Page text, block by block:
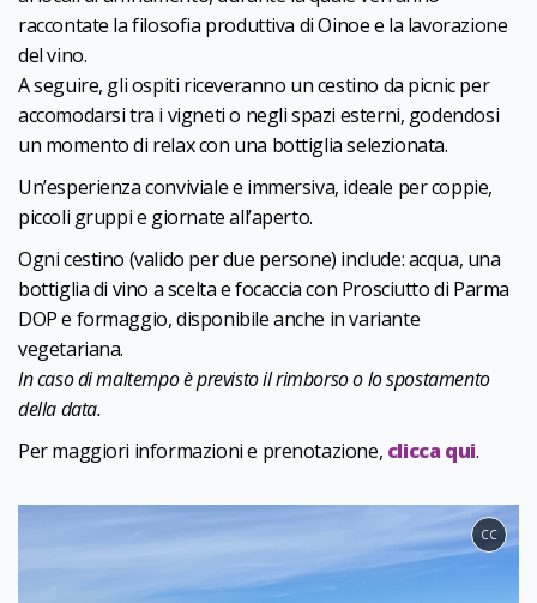
raccontate la filosofia produttiva di Oinoe e la lavorazione
del vino.
A seguire, gli ospiti riceveranno un cestino da picnic per
accomodarsi tra i vigneti o negli spazi esterni, godendosi
un momento di relax con una bottiglia selezionata.
Un’esperienza conviviale e immersiva, ideale per coppie,
piccoli gruppi e giornate all’aperto.
Ogni cestino (valido per due persone) include: acqua, una
bottiglia di vino a scelta e focaccia con Prosciutto di Parma
DOP e formaggio, disponibile anche in variante
vegetariana.
In caso di maltempo è previsto il rimborso o lo spostamento
della data.
Per maggiori informazioni e prenotazione, clicca qui.
CC